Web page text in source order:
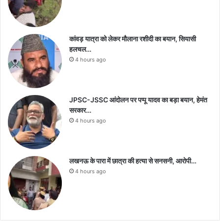
कांवड़ यात्रा को लेकर मौलाना रशीदी का बयान, सियासी
हलचल…
4 hours ago
JPSC-JSSC आंदोलन पर पप्पू यादव का बड़ा बयान, हेमंत
सरकार…
4 hours ago
लखनऊ के पारा में छात्रा की हत्या से सनसनी, आरोपी…
4 hours ago